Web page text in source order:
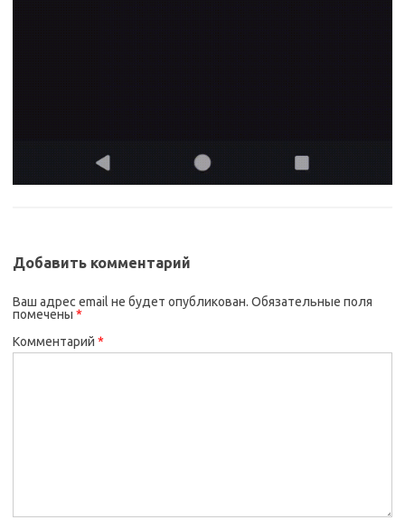
Добавить комментарий
Ваш адрес email не будет опубликован. Обязательные поля
помечены *
Комментарий *